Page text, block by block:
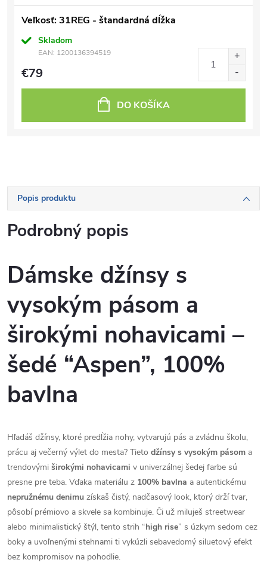
Veľkosť: 31REG - štandardná dĺžka
Skladom
EAN: 1200136394519
€79
DO KOŠÍKA
Popis produktu
Podrobný popis
Dámske džínsy s
vysokým pásom a
širokými nohavicami –
šedé “Aspen”, 100%
bavlna
Hľadáš džínsy, ktoré predĺžia nohy, vytvarujú pás a zvládnu školu,
prácu aj večerný výlet do mesta? Tieto džínsy s vysokým pásom a
trendovými širokými nohavicami v univerzálnej šedej farbe sú
presne pre teba. Vďaka materiálu z 100% bavlna a autentickému
nepružnému denimu získaš čistý, nadčasový look, ktorý drží tvar,
pôsobí prémiovo a skvele sa kombinuje. Či už miluješ streetwear
alebo minimalistický štýl, tento strih “high rise” s úzkym sedom cez
boky a uvoľnenými stehnami ti vykúzli sebavedomý siluetový efekt
bez kompromisov na pohodlie.